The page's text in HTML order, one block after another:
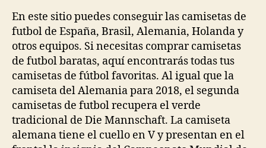
En este sitio puedes conseguir las camisetas de
futbol de España, Brasil, Alemania, Holanda y
otros equipos. Si necesitas comprar camisetas
de futbol baratas, aquí encontrarás todas tus
camisetas de fútbol favoritas. Al igual que la
camiseta del Alemania para 2018, el segunda
camisetas de futbol recupera el verde
tradicional de Die Mannschaft. La camiseta
alemana tiene el cuello en V y presentan en el